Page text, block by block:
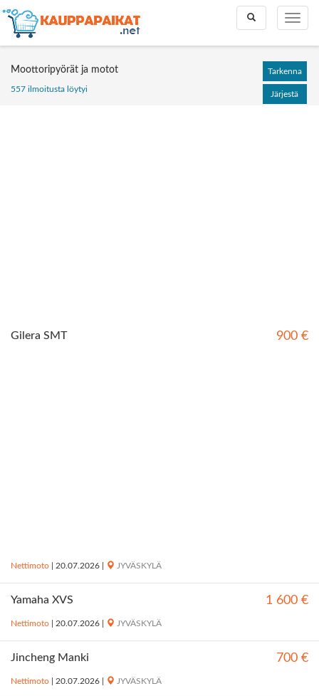
Toggle
Toggle
search
Moottoripyörät ja motot
557 ilmoitusta löytyi
Tarkenna
Järjestä
Gilera SMT 900 €
Nettimoto 20.07.2026 JYVÄSKYLÄ
Yamaha XVS 1 600 €
Nettimoto 20.07.2026 JYVÄSKYLÄ
Jincheng Manki 700 €
Nettimoto 20.07.2026 JYVÄSKYLÄ